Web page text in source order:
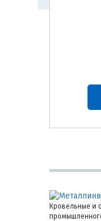
Кровельные и